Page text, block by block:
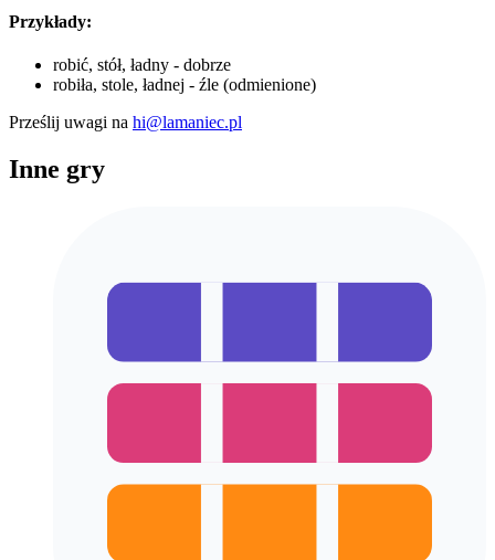
Przykłady:
robić, stół, ładny - dobrze
robiła, stole, ładnej - źle (odmienione)
Prześlij uwagi na hi@lamaniec.pl
Inne gry